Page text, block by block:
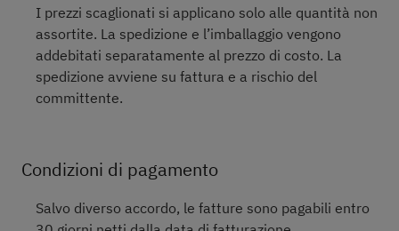
I prezzi scaglionati si applicano solo alle quantità non
assortite. La spedizione e l’imballaggio vengono
addebitati separatamente al prezzo di costo. La
spedizione avviene su fattura e a rischio del
committente.
Condizioni di pagamento
Salvo diverso accordo, le fatture sono pagabili entro